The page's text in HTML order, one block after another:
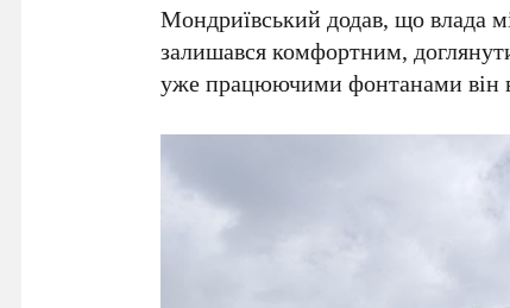
Мондриївськийдодав, що влада
залишався комфортним,
уже працюючими фонтанами він